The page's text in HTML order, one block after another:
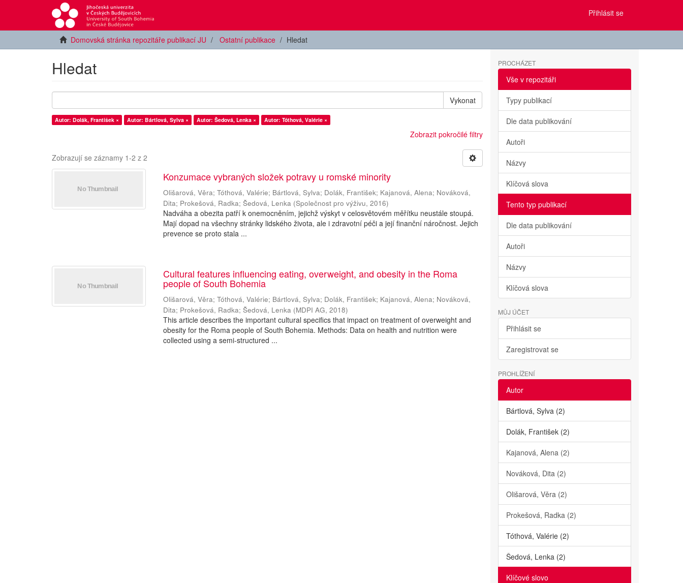
Přihlásit se
Domovská stránka repozitáře publikací JU Ostatní publikace Hledat
Hledat
Vykonat
Autor: Dolák, František × Autor: Bártlová, Sylva × Autor: Šedová, Lenka × Autor: Tóthová, Valérie ×
Zobrazit pokročilé filtry
Zobrazují se záznamy 1-2 z 2
Konzumace vybraných složek potravy u romské minority
Olišarová, Věra;Tóthová, Valérie; Bártlová, Sylva; Dolák, František; Kajanová, Alena; Nováková,
Dita; Prokešová, Radka;Šedová, Lenka (Společnost pro výživu,2016)
Nadváha a obezita patří k onemocněním, jejichž výskyt v celosvětovém měřítku neustále stoupá.
Mají dopad na všechny stránky lidského života, ale i zdravotní péči a její finanční náročnost. Jejich
prevence se proto stala ...
Cultural features influencing eating, overweight, and obesity in the Roma
people of South Bohemia
Olišarová, Věra;Tóthová, Valérie; Bártlová, Sylva; Dolák, František; Kajanová, Alena; Nováková,
Dita; Prokešová, Radka;Šedová, Lenka (MDPI AG,2018)
This article describes the important cultural specifics that impact on treatment of overweight and
obesity for the Roma people of South Bohemia. Methods: Data on health and nutrition were
collected using a semi-structured ...
PROCHÁZET
Vše v repozitáři
Typy publikací
Dle data publikování
Autoři
Názvy
Klíčová slova
Tento typ publikací
Dle data publikování
Autoři
Názvy
Klíčová slova
MŮJ ÚČET
Přihlásit se
Zaregistrovat se
PROHLÍŽENÍ
Autor
Bártlová, Sylva (2)
Dolák, František (2)
Kajanová, Alena (2)
Nováková, Dita (2)
Olišarová, Věra (2)
Prokešová, Radka (2)
Tóthová, Valérie (2)
Šedová, Lenka (2)
Klíčové slovo